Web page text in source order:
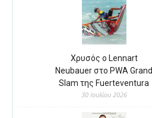
Χρυσός ο Lennart
Neubauer στο PWA Grand
Slam της Fuerteventura
30 Ιουλίου 2026